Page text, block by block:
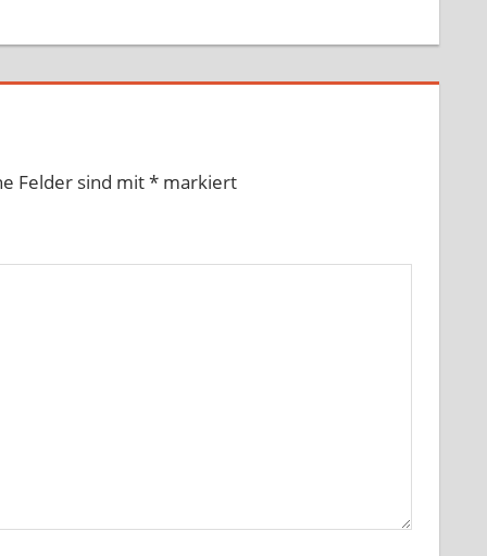
Felder sind mit*markiert